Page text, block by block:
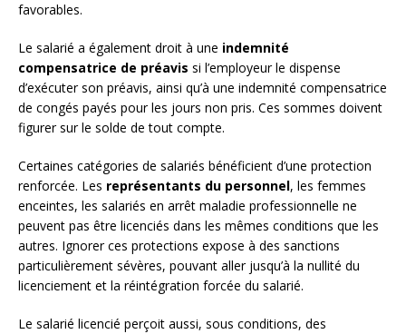
favorables.
Le salarié a également droit à une indemnité
compensatrice de préavis si l’employeur le dispense
d’exécuter son préavis, ainsi qu’à une indemnité compensatrice
de congés payés pour les jours non pris. Ces sommes doivent
figurer sur le solde de tout compte.
Certaines catégories de salariés bénéficient d’une protection
renforcée. Les représentants du personnel, les femmes
enceintes, les salariés en arrêt maladie professionnelle ne
peuvent pas être licenciés dans les mêmes conditions que les
autres. Ignorer ces protections expose à des sanctions
particulièrement sévères, pouvant aller jusqu’à la nullité du
licenciement et la réintégration forcée du salarié.
Le salarié licencié perçoit aussi, sous conditions, des